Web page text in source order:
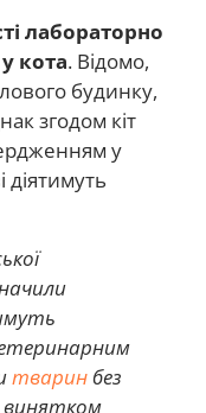
лабораторно
кота. Відомо,
будинку,
згодом кіт
у
діятимуть
тваринбез
винятком